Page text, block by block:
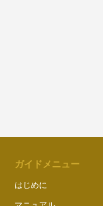
ガイドメニュー
はじめに